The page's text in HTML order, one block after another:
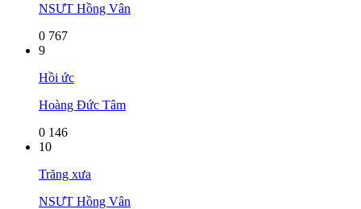
NSƯT Hồng Vân
0 767
9
Hồi ức
Hoàng Đức Tâm
0 146
10
Trăng xưa
NSƯT Hồng Vân